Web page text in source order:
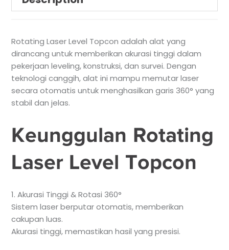
Rotating Laser Level Topcon adalah alat yang
dirancang untuk memberikan akurasi tinggi dalam
pekerjaan leveling, konstruksi, dan survei. Dengan
teknologi canggih, alat ini mampu memutar laser
secara otomatis untuk menghasilkan garis 360° yang
stabil dan jelas.
Keunggulan Rotating
Laser Level Topcon
1. Akurasi Tinggi & Rotasi 360°
Sistem laser berputar otomatis, memberikan
cakupan luas.
Akurasi tinggi, memastikan hasil yang presisi.